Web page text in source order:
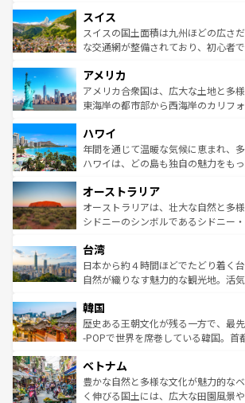
れる地方に足を運ぶとそれぞれで全
きるだろう。 なお、新着のフラン
を参照してほしい。
は、お酒好きな人にはぜひ体験してほしい。 なお
ドイツ情報はコンテンツ一覧を参照
リアごとに異なる魅力がある。また
ティー、ビール好きにはたまらない
戦など、本場だからこそできる体験
ンツ一覧を参照してほしい。
スイス
スイスの国土面積は九州ほどの広さ
な交通網が整備されており、初心者
の建物がそのまま残る町や、スイスな
博物館もあり、アルプス観光だけで
ことができる。国民の所得が高いた
ば市内交通費無料で観光を楽しむこともでき
着のスイス情報はコンテンツ一覧 を
アメリカ
アメリカ合衆国は、広大な土地と多
東海岸の都市部から西海岸のカリフ
のような巨大都市は、観光、ショッピ
ンメントが詰まった刺激的なスポッ
西部には大自然が広がり、グランド
部のニューオーリンズでは、音楽と美
文化が魅力。旅行者はアメリカの各地
しみながら、その多様性と豊かな歴
ならではの贅沢な旅のスタイルだ。 なお、新着のアメリカ
情報はコンテンツ一覧を参照してほ
ハワイ
年間を通じて温暖な気候に恵まれ、
ハワイは、どの島も独自の魅力をも
ワイ島は見逃せない。また、定番の観
島だが、静かな自然を求めるならマ
おすすめ。エメラルドグリーンに輝
れるおもてなしの心で訪れる人々を迎
人々、おいしいローカルフードやハ
ク、伝統的なフラダンスなど、すべ
ワイを、存分に味わってほしい。 なお、新着のハワイ情報
はコンテンツ一覧を参照してほしい。
オーストラリア
オーストラリアは、壮大な自然と多
シドニーのシンボルであるシドニー
リアリーフや大陸中央部にそびえるウ
ク）、タスマニアの美しい原生林や
ど、見どころがたくさん。また、カ
いる。アクティビティも充実しており
ビング、ハイキングなど、アウトド
い。オーストラリアの多彩な魅力を
参照してほしい。
台湾
日本から約４時間ほどでたどり着く
自然が織りなす魅力的な観光地。活
ン）、静ひつな山岳地帯である台湾東
と山間の静けさが共存しており、訪
驚きをもたらしてくれる。また、奥
容にもいいと評判のスイーツなど、バ
が味わえる。 なお、新着の台湾情報は
照してほしい。
韓国
歴史ある王朝文化が残る一方で、最
-POPで世界を席巻している韓国。首
き、地方に足を延ばせば四季折々の自
できる。そして、キムチや焼肉、絶
まで、さまざまな韓国料理が待って
ベトナム
豊かな自然と多様な文化が魅力的な
く伸びる国土には、広大な田園風景